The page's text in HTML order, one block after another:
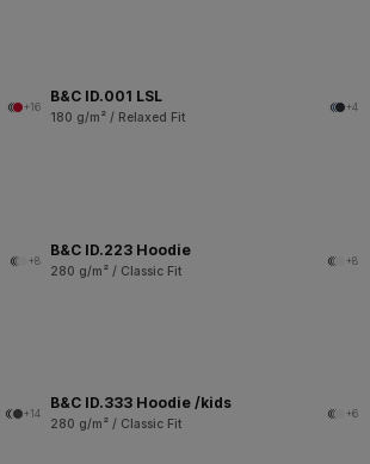
+16
B&C ID.001 LSL
180 g/m² / Relaxed Fit
+4
+8
B&C ID.223 Hoodie
280 g/m² / Classic Fit
+8
+14
B&C ID.333 Hoodie /kids
280 g/m² / Classic Fit
+6